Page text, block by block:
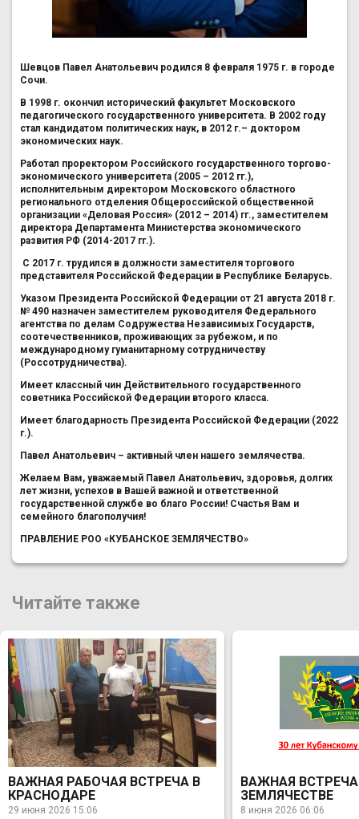
Шевцов Павел Анатольевич родился 8 февраля 1975 г. в городе
Сочи.
В 1998 г. окончил исторический факультет Московского
педагогического государственного университета. В 2002 году
стал кандидатом политических наук, в 2012 г.– доктором
экономических наук.
Работал проректором Российского государственного торгово-
экономического университета (2005 – 2012 гг.),
исполнительным директором Московского областного
регионального отделения Общероссийской общественной
организации «Деловая Россия» (2012 – 2014) гг., заместителем
директора Департамента Министерства экономического
развития РФ (2014-2017 гг.).
С 2017 г. трудился в должности заместителя торгового
представителя Российской Федерации в Республике Беларусь.
Указом Президента Российской Федерации от 21 августа 2018 г.
№ 490 назначен заместителем руководителя Федерального
агентства по делам Содружества Независимых Государств,
соотечественников, проживающих за рубежом, и по
международному гуманитарному сотрудничеству
(Россотрудничества).
Имеет классный чин Действительного государственного
советника Российской Федерации второго класса.
Имеет благодарность Президента Российской Федерации (2022
г.).
Павел Анатольевич – активный член нашего землячества.
Желаем Вам, уважаемый Павел Анатольевич, здоровья, долгих
лет жизни, успехов в Вашей важной и ответственной
государственной службе во благо России! Счастья Вам и
семейного благополучия!
ПРАВЛЕНИЕ РОО «КУБАНСКОЕ ЗЕМЛЯЧЕСТВО»
Читайте также
ВАЖНАЯ РАБОЧАЯ ВСТРЕЧА В
КРАСНОДАРЕ
29 июня 2026 15:06
ВАЖНАЯ
ЗЕМЛЯЧЕСТВЕ
8 июня 2026 06:06